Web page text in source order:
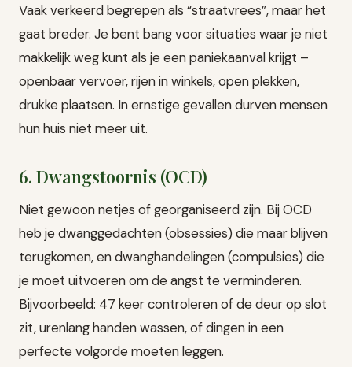
Vaak verkeerd begrepen als “straatvrees”, maar het
gaat breder. Je bent bang voor situaties waar je niet
makkelijk weg kunt als je een paniekaanval krijgt –
openbaar vervoer, rijen in winkels, open plekken,
drukke plaatsen. In ernstige gevallen durven mensen
hun huis niet meer uit.
6. Dwangstoornis (OCD)
Niet gewoon netjes of georganiseerd zijn. Bij OCD
heb je dwanggedachten (obsessies) die maar blijven
terugkomen, en dwanghandelingen (compulsies) die
je moet uitvoeren om de angst te verminderen.
Bijvoorbeeld: 47 keer controleren of de deur op slot
zit, urenlang handen wassen, of dingen in een
perfecte volgorde moeten leggen.